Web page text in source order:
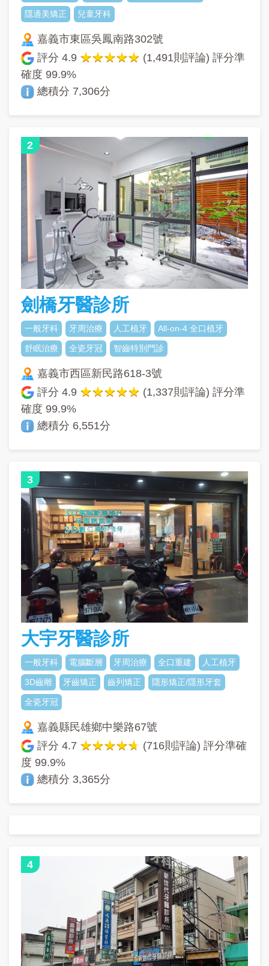
隱適美矯正 兒童牙科
嘉義市東區吳鳳南路302號
評分4.9
(1,491則評論) 評分準
確度 99.9%
總積分 7,306分
2
劍橋牙醫診所
一般牙科 牙周治療 人工植牙 All-on-4 全口植牙
舒眠治療 全瓷牙冠 智齒特別門診
嘉義市西區新民路618-3號
評分4.9
(1,337則評論) 評分準
確度 99.9%
總積分 6,551分
3
大宇牙醫診所
一般牙科 電腦斷層 牙周治療 全口重建 人工植牙
3D齒雕 牙齒矯正 齒列矯正 隱形矯正/隱形牙套
全瓷牙冠
嘉義縣民雄鄉中樂路67號
評分4.7
(716則評論) 評分準確
度 99.9%
總積分 3,365分
4